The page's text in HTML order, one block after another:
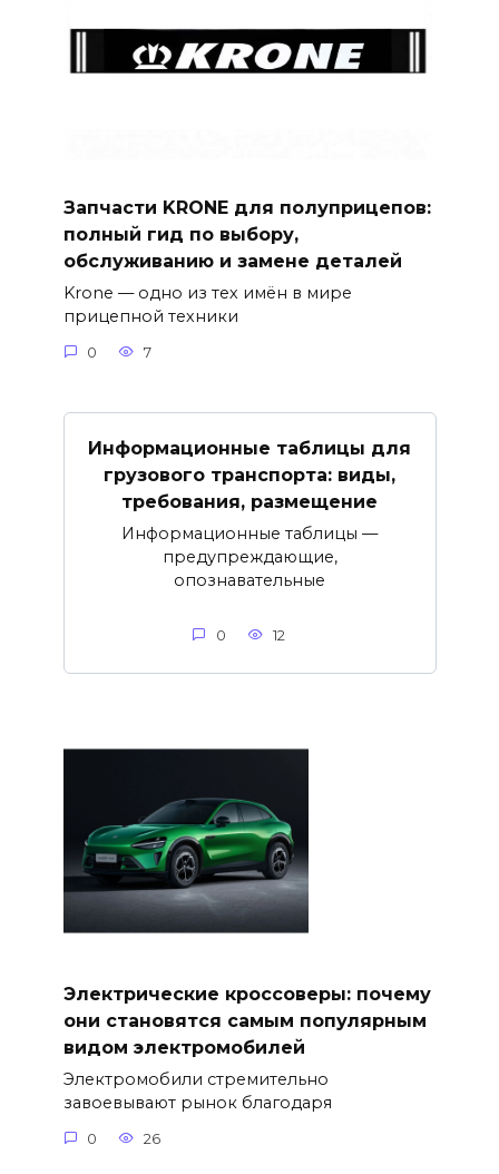
Запчасти KRONE для полуприцепов:
полный гид по выбору,
обслуживанию и замене деталей
Krone — одно из тех имён в мире
прицепной техники
0 7
Информационные таблицы для
грузового транспорта: виды,
требования, размещение
Информационные таблицы —
предупреждающие,
опознавательные
0 12
Электрические кроссоверы: почему
они становятся самым популярным
видом электромобилей
Электромобили стремительно
завоевывают рынок благодаря
0 26